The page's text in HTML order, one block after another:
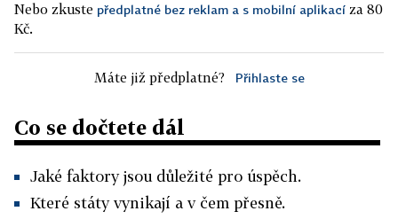
Nebo zkuste předplatné bez reklam a s mobilní aplikací za 80
Kč.
Máte již předplatné? Přihlaste se
Co se dočtete dál
Jaké faktory jsou důležité pro úspěch.
Které státy vynikají a v čem přesně.